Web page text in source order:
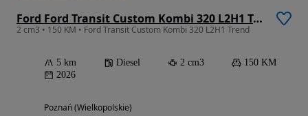
Ford Ford Transit Custom Kombi 320 L2H1 Trend
2 cm3 • 150 KM • Ford Transit Custom Kombi 320 L2H1 Trend
5 km Diesel 2 cm3
150 KM
2026
Poznań (Wielkopolskie)